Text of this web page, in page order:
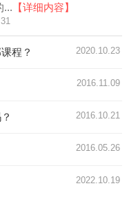
... 【详细内容】
程？ 2020.10.23
2016.11.09
2016.10.21
2016.05.26
2022.10.19